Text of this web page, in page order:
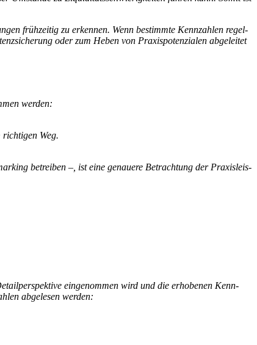
früh­zeitig zu erkennen. Wenn bestimmte Kenn­zahlen regel­
oder zum Heben von Praxis­po­ten­zialen abge­leitet
werden:
Weg.
betreiben –, ist eine genauere Betrach­tung der Praxis­leis­
einge­nommen wird und die erhobenen Kenn­
abgelesen werden: